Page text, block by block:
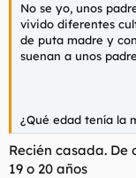
No se yo, unos
vivido diferentes
de puta madre y
suenan a unos
¿Qué edad tenía la
Recién casada. De
19 o 20 años